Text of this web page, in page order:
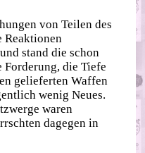
von Teilen des
Reaktionen
stand die schon
Forderung, die Tiefe
gelieferten Waffen
wenig Neues.
waren
dagegen in